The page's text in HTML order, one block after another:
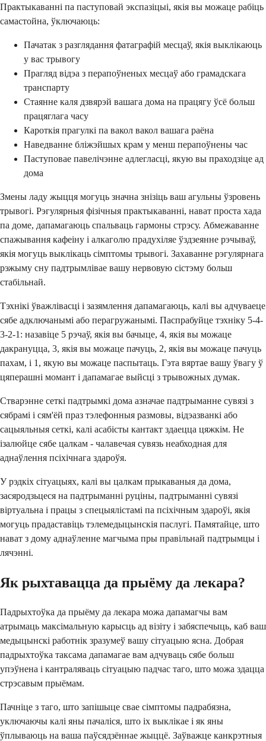
Практыкаванні па паступовай экспазіцыі, якія вы можаце рабіць
самастойна, ўключаюць:
Пачатак з разглядання фатаграфій месцаў, якія выклікаюць
у вас трывогу
Прагляд відэа з перапоўненых месцаў або грамадскага
транспарту
Стаянне каля дзвярэй вашага дома на працягу ўсё больш
працяглага часу
Кароткія прагулкі па вакол вакол вашага раёна
Наведванне бліжэйшых крам у менш перапоўнены час
Паступовае павелічэнне адлегласці, якую вы праходзіце ад
дома
Змены ладу жыцця могуць значна знізіць ваш агульны ўзровень
трывогі. Рэгулярныя фізічныя практыкаванні, нават проста хада
па доме, дапамагаюць спальваць гармоны стрэсу. Абмежаванне
спажывання кафеіну і алкаголю прадухіляе ўздзеянне рэчываў,
якія могуць выклікаць сімптомы трывогі. Захаванне рэгулярнага
рэжыму сну падтрымлівае вашу нервовую сістэму больш
стабільнай.
Тэхнікі ўважлівасці і зазямлення дапамагаюць, калі вы адчуваеце
сябе адключанымі або перагружанымі. Паспрабуйце тэхніку 5-4-
3-2-1: назавіце 5 рэчаў, якія вы бачыце, 4, якія вы можаце
дакрануцца, 3, якія вы можаце пачуць, 2, якія вы можаце пачуць
пахам, і 1, якую вы можаце паспытаць. Гэта вяртае вашу ўвагу ў
цяперашні момант і дапамагае выйсці з трывожных думак.
Стварэнне сеткі падтрымкі дома азначае падтрыманне сувязі з
сябрамі і сям'ёй праз тэлефонныя размовы, відэазванкі або
сацыяльныя сеткі, калі асабісты кантакт здаецца цяжкім. Не
ізалюйце сябе цалкам - чалавечая сувязь неабходная для
аднаўлення псіхічнага здароўя.
У рэдкіх сітуацыях, калі вы цалкам прыкаваныя да дома,
засяродзьцеся на падтрыманні руціны, падтрыманні сувязі
віртуальна і працы з спецыялістамі па псіхічным здароўі, якія
могуць прадаставіць тэлемедыцынскія паслугі. Памятайце, што
нават з дому аднаўленне магчыма пры правільнай падтрымцы і
лячэнні.
Як рыхтавацца да прыёму да лекара?
Падрыхтоўка да прыёму да лекара можа дапамагчы вам
атрымаць максімальную карысць ад візіту і забяспечыць, каб ваш
медыцынскі работнік зразумеў вашу сітуацыю ясна. Добрая
падрыхтоўка таксама дапамагае вам адчуваць сябе больш
упэўнена і кантраляваць сітуацыю падчас таго, што можа здацца
стрэсавым прыёмам.
Пачніце з таго, што запішыце свае сімптомы падрабязна,
уключаючы калі яны пачаліся, што іх выклікае і як яны
ўплываюць на ваша паўсядзённае жыццё. Заўважце канкрэтныя